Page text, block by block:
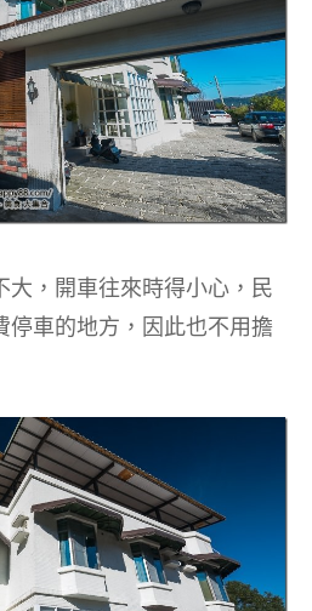
大，開車往來時得小心，民
停車的地方，因此也不用擔